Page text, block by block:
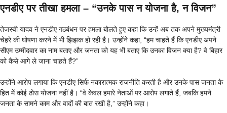
एनडीए पर तीखा हमला – “उनके पास न योजना है, न विजन”
तेजस्वी यादव ने एनडीए गठबंधन पर हमला बोलते हुए कहा कि उन्हें अब तक अपने मुख्यमंत्री
चेहरे की घोषणा करने में भी झिझक हो रही है। उन्होंने कहा, “हम चाहते हैं कि एनडीए अपने
सीएम उम्मीदवार का नाम बताए और जनता को यह भी बताए कि उनका विजन क्या है? वे बिहार
को कैसे आगे ले जाना चाहते हैं?”
उन्होंने आरोप लगाया कि एनडीए सिर्फ नकारात्मक राजनीति करती है और उनके पास जनता के
हित में कोई ठोस योजना नहीं है। “वे केवल हमारे नेताओं पर आरोप लगाते हैं, जबकि हमने
जनता के सामने काम और वादों की बात रखी है,” उन्होंने कहा।